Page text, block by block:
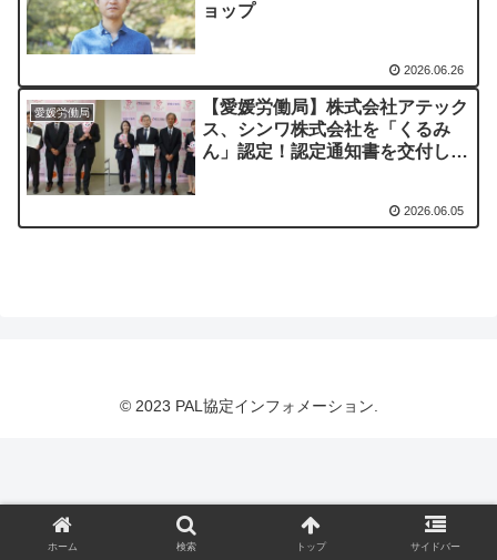
ョップ
2026.06.26
愛媛労働局
【愛媛労働局】株式会社アテック
ス、シンワ株式会社を「くるみ
ん」認定！認定通知書を交付しま
2026.06.05
© 2023 PAL協定インフォメーション.
ホーム 検索 トップ サイドバー